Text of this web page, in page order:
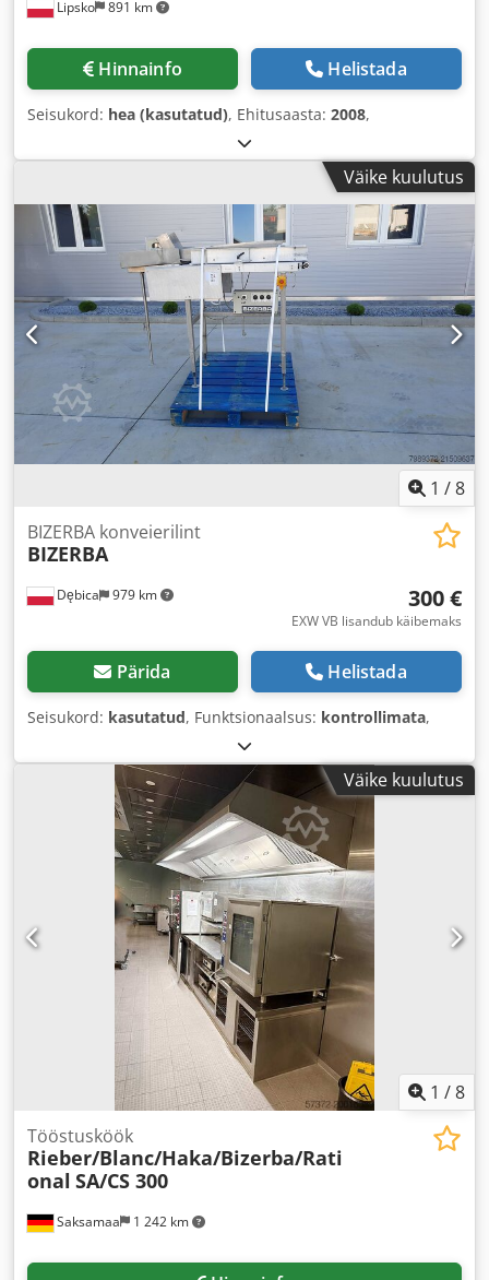
Lipsko 891 km
Hinnainfo Helistada
Seisukord: hea (kasutatud), Ehitusaasta: 2008,
Väike kuulutus
1 /8
Dębica 979 km
BIZERBA konveierilint
BIZERBA
300 €
EXW VB lisandub käibemaks
Pärida Helistada
Seisukord: kasutatud, Funktsionaalsus: kontrollimata,
Väike kuulutus
1 /8
Saksamaa 1 242 km
Tööstusköök
Rieber/Blanc/Haka/Bizerba/Rati
onal SA/CS 300